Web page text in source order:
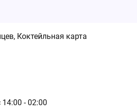
Коктейльная карта
- 02:00